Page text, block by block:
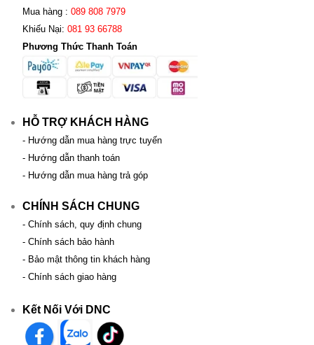
Mua hàng : 089 808 7979
Khiếu Nại: 081 93 66788
Phương Thức Thanh Toán
HỖ TRỢ KHÁCH HÀNG
- Hướng dẫn mua hàng trực tuyến
- Hướng dẫn thanh toán
- Hướng dẫn mua hàng trả góp
CHÍNH SÁCH CHUNG
- Chính sách, quy định chung
- Chính sách bảo hành
- Bảo mật thông tin khách hàng
- Chính sách giao hàng
Kết Nối Với DNC